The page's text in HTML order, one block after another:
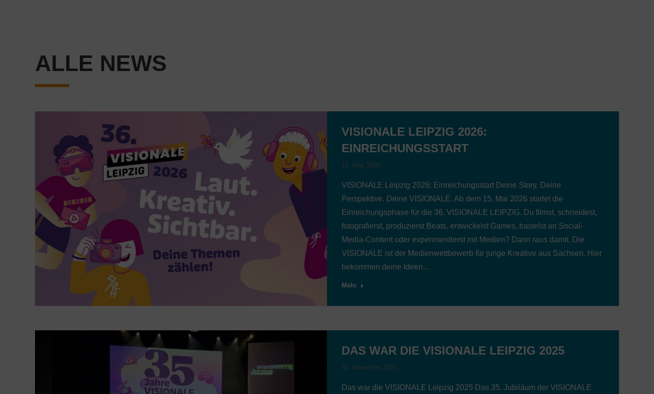
ALLE NEWS
VISIONALE LEIPZIG 2026:
EINREICHUNGSSTART
13. May 2026
VISIONALE Leipzig 2026: Einreichungsstart Deine Story. Deine
Perspektive. Deine VISIONALE. Ab dem 15. Mai 2026 startet die
Einreichungsphase für die 36. VISIONALE LEIPZIG. Du filmst, schneidest,
fotografierst, produzierst Beats, entwickelst Games, bastelst an Social-
Media-Content oder experimentierst mit Medien? Dann raus damit. Die
VISIONALE ist der Medienwettbewerb für junge Kreative aus Sachsen. Hier
bekommen deine Ideen…
Mehr
DAS WAR DIE VISIONALE LEIPZIG 2025
30. November 2025
Das war die VISIONALE Leipzig 2025 Das 35. Jubiläum der VISIONALE